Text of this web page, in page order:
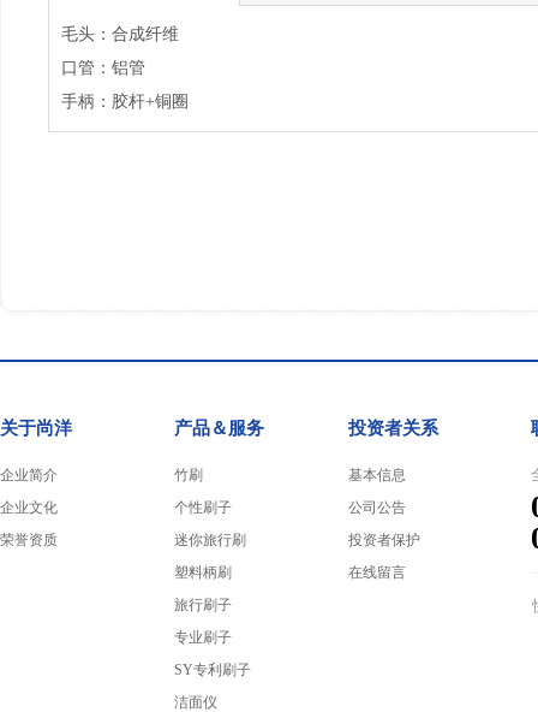
毛头：合成纤维
口管：铝管
手柄：胶杆+铜圈
关于尚洋
企业简介
企业文化
荣誉资质
产品＆服务
竹刷
个性刷子
迷你旅行刷
塑料柄刷
旅行刷子
专业刷子
SY专利刷子
洁面仪
投资者关系
基本信息
公司公告
投资者保护
在线留言